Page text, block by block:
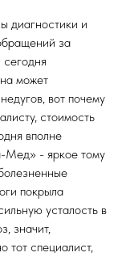
диагностики и
за
может
вот почему
стоимость
вполне
Мед» - яркое тому
покрыла
усталость в
значит,
тот специалист,